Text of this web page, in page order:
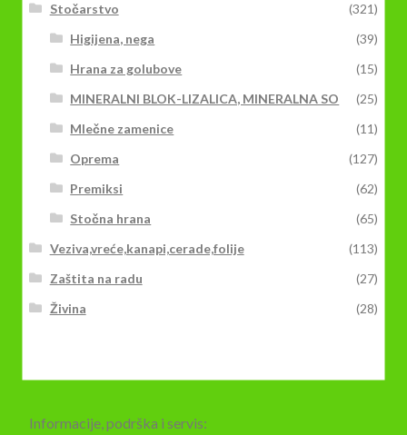
Stočarstvo
(321)
Higijena, nega
(39)
Hrana za golubove
(15)
MINERALNI BLOK-LIZALICA, MINERALNA SO
(25)
Mlečne zamenice
(11)
Oprema
(127)
Premiksi
(62)
Stočna hrana
(65)
Veziva,vreće,kanapi,cerade,folije
(113)
Zaštita na radu
(27)
Živina
(28)
Informacije, podrška i servis: